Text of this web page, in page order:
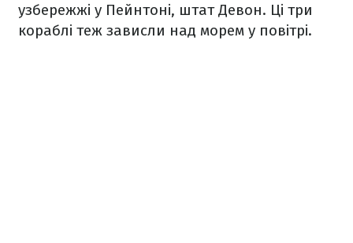
узбережжі у Пейнтоні, штат Девон. Ці три
кораблі теж зависли над морем у повітрі.